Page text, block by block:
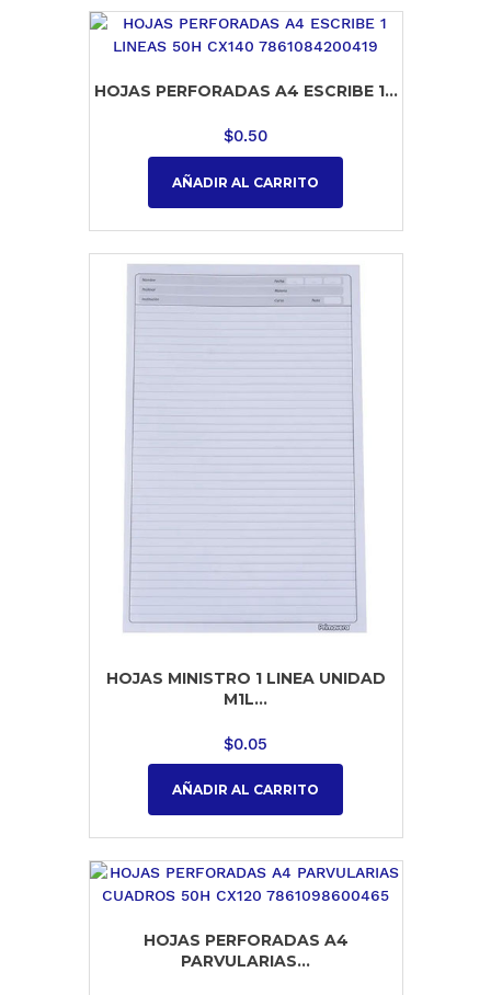
HOJAS PERFORADAS A4 ESCRIBE 1...
$0.50
AÑADIR AL CARRITO
HOJAS MINISTRO 1 LINEA UNIDAD
M1L...
$0.05
AÑADIR AL CARRITO
HOJAS PERFORADAS A4
PARVULARIAS...